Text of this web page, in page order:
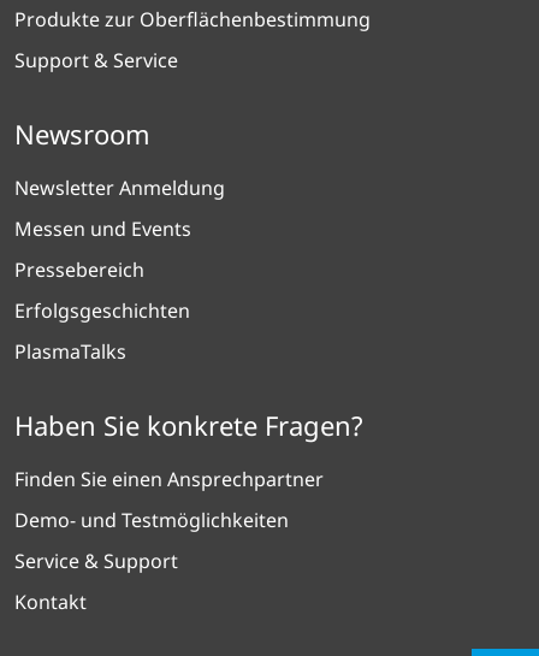
Produkte zur Oberflächenbestimmung
Support & Service
Newsroom
Newsletter Anmeldung
Messen und Events
Pressebereich
Erfolgsgeschichten
PlasmaTalks
Haben Sie konkrete Fragen?
Finden Sie einen Ansprechpartner
Demo- und Testmöglichkeiten
Service & Support
Kontakt